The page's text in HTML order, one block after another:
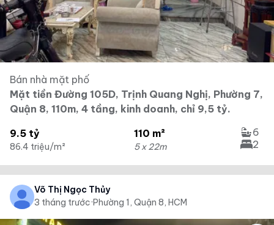
Bán nhà mặt phố
Mặt tiền Đường 105D, Trịnh Quang Nghị, Phường 7,
Quận 8, 110m, 4 tầng, kinh doanh, chỉ 9,5 tỷ.
9.5 tỷ
86.4 triệu/m²
110 m²
5 x 22m
6
2
Võ Thị Ngọc Thủy
3 tháng trước·Phường 1, Quận 8, HCM